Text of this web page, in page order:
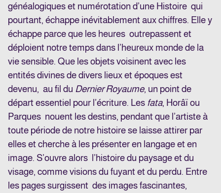
généalogiques et numérotation d’une Histoire qui
pourtant, échappe inévitablement aux chiffres. Elle y
échappe parce que les heures outrepassent et
déploient notre temps dans l’heureux monde de la
vie sensible. Que les objets voisinent avec les
entités divines de divers lieux et époques est
devenu, au fil du Dernier Royaume, un point de
départ essentiel pour l’écriture. Les fata, Horâï ou
Parques nouent les destins, pendant que l’artiste à
toute période de notre histoire se laisse attirer par
elles et cherche à les présenter en langage et en
image. S’ouvre alors l’histoire du paysage et du
visage, comme visions du fuyant et du perdu. Entre
les pages surgissent des images fascinantes,